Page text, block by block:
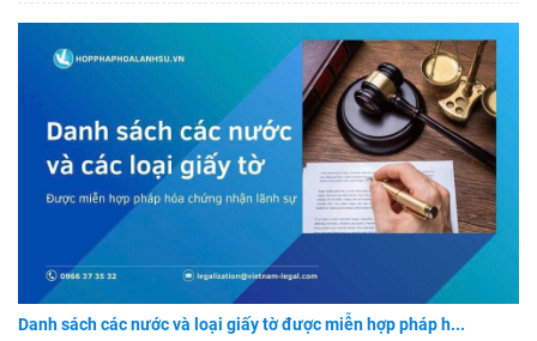
Danh sách các nước và loại giấy tờ được miễn hợp pháp h...